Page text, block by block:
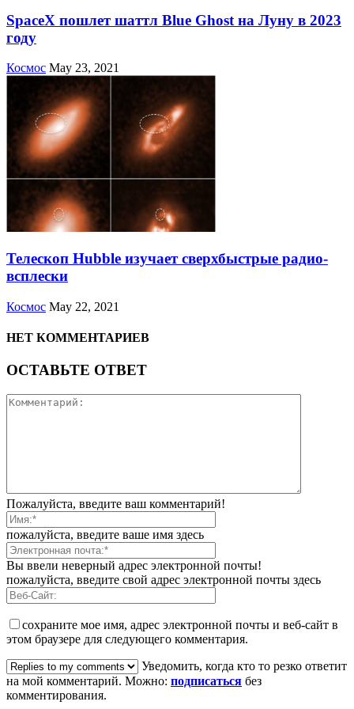
SpaceX пошлет шаттл Blue Ghost на Луну в 2023
году
Космос May 23, 2021
Телескоп Hubble изучает сверхбыстрые радио-
всплески
Космос May 22, 2021
НЕТ КОММЕНТАРИЕВ
ОСТАВЬТЕ ОТВЕТ
Пожалуйста, введите ваш комментарий!
пожалуйста, введите ваше имя здесь
Вы ввели неверный адрес электронной почты!
пожалуйста, введите свой адрес электронной почты здесь
сохраните мое имя, адрес электронной почты и веб-сайт в
этом браузере для следующего комментария.
Уведомить, когда кто то резко ответит
на мой комментарий. Можно: подписаться без
комментирования.